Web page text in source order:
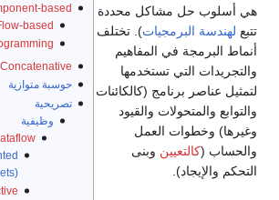
based
based
Concatenative
حوسبة متوازية
تصريحية
وظيفية
هي أسلوب حل مشاكل محددة
تتبع لهندسة البرمجيات). تختلف
أنماط البرمجة في المفاهيم
والتجريدات التي تستخدمها
لتمثيل عناصر برنامج (كالكائنات
والتوابع والمتحولات والقيود
وغيرها) وخطوات العمل
والحساب (كالتعيين وبنى
التحكم والإيجاد).